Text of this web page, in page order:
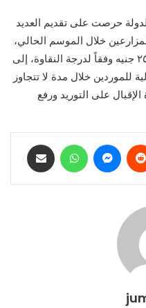
حرصت على تقديم العديد
خلال الموسم الحالي،
حيث يصل سعر توريد الأردب إلى ٢٥٠٠ جنيه وفقاً لدرجة النقاوة، إلى
خلال مدة لا تتجاوز
على التوريد ورفع
ماسنجر واتساب